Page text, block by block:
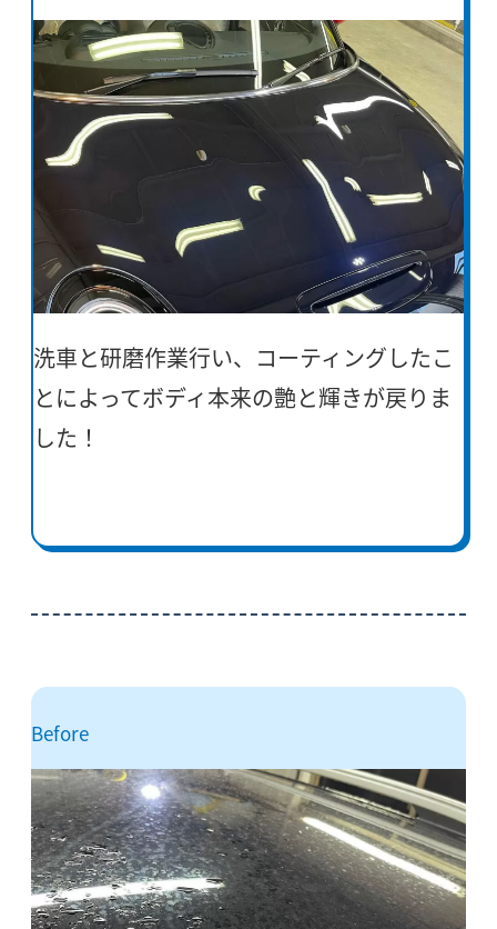
洗車と研磨作業行い、コーティングしたこ
とによってボディ本来の艶と輝きが戻りま
した！
Before